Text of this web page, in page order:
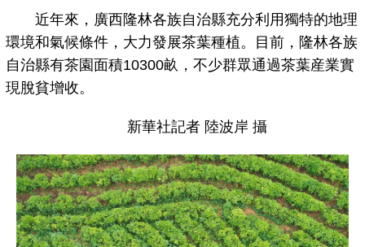
近年來，廣西隆林各族自治縣充分利用獨特的地理
環境和氣候條件，大力發展茶葉種植。目前，隆林各族
自治縣有茶園面積10300畝，不少群眾通過茶葉産業實
現脫貧增收。
新華社記者 陸波岸 攝